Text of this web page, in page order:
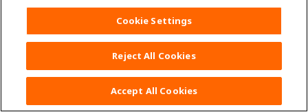
産後のサポート態勢をつくっておく
人を一度にお世話するとなれば、忙しさは想像すら難しいか
もしれません。ママだけでは無理なので、夫やパートナーと
協力し合うことは大前提です。双子の場合は夫やパートナー
Cookie Settings
Reject All Cookies
Accept All Cookies